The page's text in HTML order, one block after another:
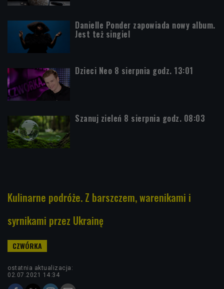
Danielle Ponder zapowiada nowy album.
Jest też singiel
Dzieci Neo 8 sierpnia godz. 13:01
Szanuj zieleń 8 sierpnia godz. 08:03
Kulinarne podróże. Z barszczem, warenikami i
syrnikami przez Ukrainę
ostatnia aktualizacja:
02.07.2021 14:34